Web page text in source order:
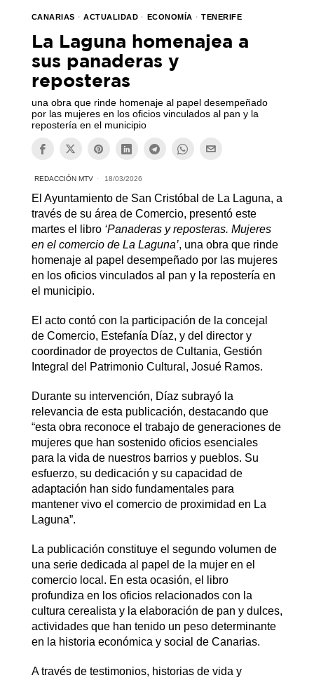
CANARIAS · ACTUALIDAD · ECONOMÍA · TENERIFE
La Laguna homenajea a
sus panaderas y
reposteras
una obra que rinde homenaje al papel desempeñado
por las mujeres en los oficios vinculados al pan y la
repostería en el municipio
REDACCIÓN MTV 18/03/2026
El Ayuntamiento de San Cristóbal de La Laguna, a
través de su área de Comercio, presentó este
martes el libro ‘Panaderas y reposteras. Mujeres
en el comercio de La Laguna’, una obra que rinde
homenaje al papel desempeñado por las mujeres
en los oficios vinculados al pan y la repostería en
el municipio.
El acto contó con la participación de la concejal
de Comercio, Estefanía Díaz, y del director y
coordinador de proyectos de Cultania, Gestión
Integral del Patrimonio Cultural, Josué Ramos.
Durante su intervención, Díaz subrayó la
relevancia de esta publicación, destacando que
“esta obra reconoce el trabajo de generaciones de
mujeres que han sostenido oficios esenciales
para la vida de nuestros barrios y pueblos. Su
esfuerzo, su dedicación y su capacidad de
adaptación han sido fundamentales para
mantener vivo el comercio de proximidad en La
Laguna”.
La publicación constituye el segundo volumen de
una serie dedicada al papel de la mujer en el
comercio local. En esta ocasión, el libro
profundiza en los oficios relacionados con la
cultura cerealista y la elaboración de pan y dulces,
actividades que han tenido un peso determinante
en la historia económica y social de Canarias.
A través de testimonios, historias de vida y